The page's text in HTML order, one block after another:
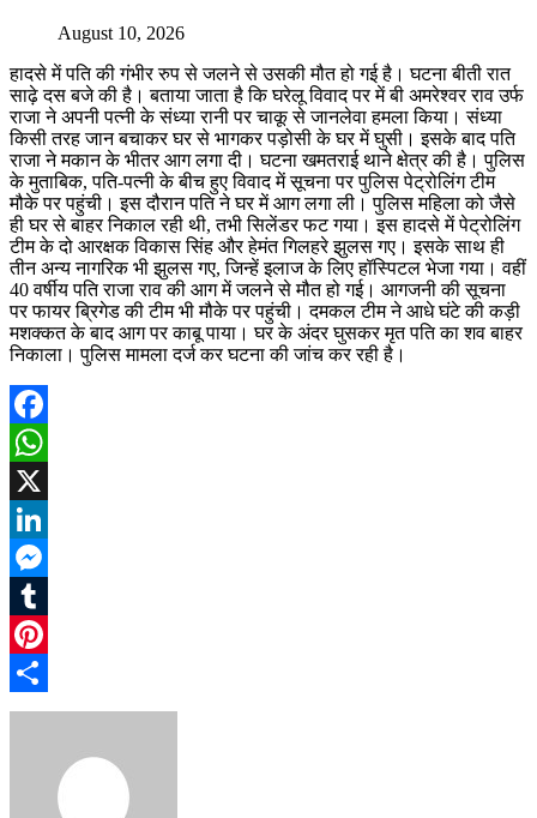
August 10, 2026
हादसे में पति की गंभीर रुप से जलने से उसकी मौत हो गई है। घटना बीती रात
साढ़े दस बजे की है। बताया जाता है कि घरेलू विवाद पर में बी अमरेश्वर राव उर्फ
राजा ने अपनी पत्नी के संध्या रानी पर चाकू से जानलेवा हमला किया। संध्या
किसी तरह जान बचाकर घर से भागकर पड़ोसी के घर में घुसी। इसके बाद पति
राजा ने मकान के भीतर आग लगा दी। घटना खमतराई थाने क्षेत्र की है। पुलिस
के मुताबिक, पति-पत्नी के बीच हुए विवाद में सूचना पर पुलिस पेट्रोलिंग टीम
मौके पर पहुंची। इस दौरान पति ने घर में आग लगा ली। पुलिस महिला को जैसे
ही घर से बाहर निकाल रही थी, तभी सिलेंडर फट गया। इस हादसे में पेट्रोलिंग
टीम के दो आरक्षक विकास सिंह और हेमंत गिलहरे झुलस गए। इसके साथ ही
तीन अन्य नागरिक भी झुलस गए, जिन्हें इलाज के लिए हॉस्पिटल भेजा गया। वहीं
40 वर्षीय पति राजा राव की आग में जलने से मौत हो गई। आगजनी की सूचना
पर फायर ब्रिगेड की टीम भी मौके पर पहुंची। दमकल टीम ने आधे घंटे की कड़ी
मशक्कत के बाद आग पर काबू पाया। घर के अंदर घुसकर मृत पति का शव बाहर
निकाला। पुलिस मामला दर्ज कर घटना की जांच कर रही है।
Facebook
WhatsApp
X
LinkedIn
Messenger
Tumblr
Pinterest
Share